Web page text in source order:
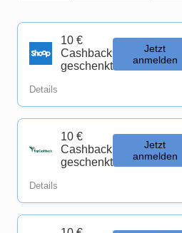
10 €
Cashback
geschenkt
Jetzt
anmelden
Details
10 €
Cashback
geschenkt
Jetzt
anmelden
Details